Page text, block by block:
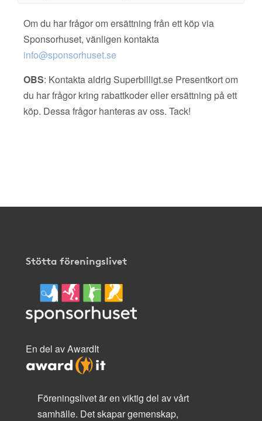
Om du har frågor om ersättning från ett köp via
Sponsorhuset, vänligen kontakta
info@sponsorhuset.se
OBS: Kontakta aldrig Superbilligt.se Presentkort om
du har frågor kring rabattkoder eller ersättning på ett
köp. Dessa frågor hanteras av oss. Tack!
Stötta föreningslivet
En del av AwardIt
Föreningslivet är en viktig del av vårt
samhälle. Det skapar gemenskap,